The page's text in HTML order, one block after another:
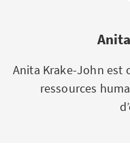
Anita Krake-John est
ressources